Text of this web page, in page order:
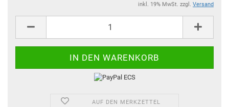
inkl. 19% MwSt. zzgl. Versand
AUF DEN MERKZETTEL